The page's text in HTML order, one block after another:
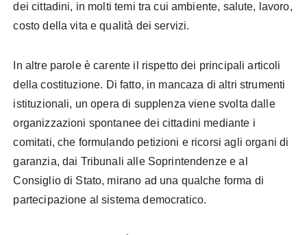
dei cittadini, in molti temi tra cui ambiente, salute, lavoro,
costo della vita e qualità dei servizi.
In altre parole è carente il rispetto dei principali articoli
della costituzione. Di fatto, in mancaza di altri strumenti
istituzionali, un opera di supplenza viene svolta dalle
organizzazioni spontanee dei cittadini mediante i
comitati, che formulando petizioni e ricorsi agli organi di
garanzia, dai Tribunali alle Soprintendenze e al
Consiglio di Stato, mirano ad una qualche forma di
partecipazione al sistema democratico.